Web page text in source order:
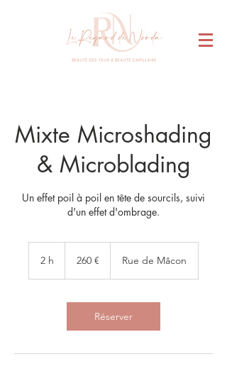
Mixte Microshading
& Microblading
Un effet poil à poil en tête de sourcils, suivi
d'un effet d'ombrage.
2 h 260 € Rue de Mâcon
Réserver